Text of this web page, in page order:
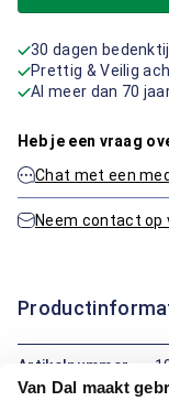
Van Dal maakt
30 dagen
Prettig & Veilig
Al meer dan 70
Heb je een vraag
Chat met een
Neem contact op
Artikelnummer
Kleur: